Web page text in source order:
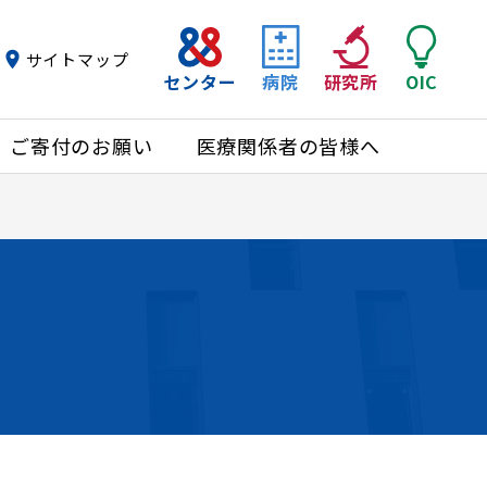
ご寄付のお願い 医療関係者の皆様へ
センター 病院 研究所 OIC
サイトマップ